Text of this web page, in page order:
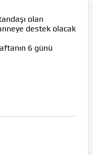
olan
destek olacak
6 günü